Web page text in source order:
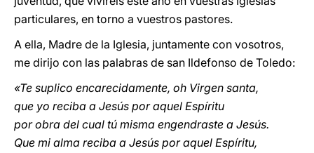
particulares, en torno a vuestros pastores.
A ella, Madre de la Iglesia, juntamente con vosotros,
me dirijo con las palabras de san Ildefonso de Toledo:
«Te suplico encarecidamente, oh Virgen santa,
que yo reciba a Jesús por aquel Espíritu
por obra del cual tú misma engendraste a Jesús.
Que mi alma reciba a Jesús por aquel Espíritu,